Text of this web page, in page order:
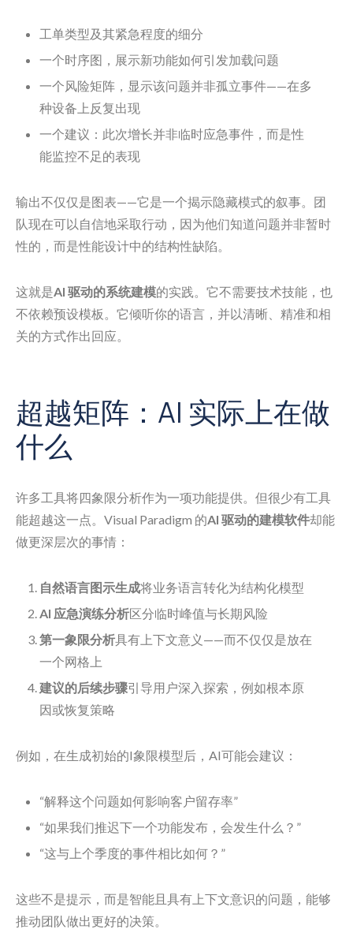
工单类型及其紧急程度的细分
一个时序图，展示新功能如何引发加载问题
一个风险矩阵，显示该问题并非孤立事件——在多
种设备上反复出现
一个建议：此次增长并非临时应急事件，而是性
能监控不足的表现
输出不仅仅是图表——它是一个揭示隐藏模式的叙事。团
队现在可以自信地采取行动，因为他们知道问题并非暂时
性的，而是性能设计中的结构性缺陷。
这就是AI 驱动的系统建模的实践。它不需要技术技能，也
不依赖预设模板。它倾听你的语言，并以清晰、精准和相
关的方式作出回应。
超越矩阵：AI 实际上在做
什么
许多工具将四象限分析作为一项功能提供。但很少有工具
能超越这一点。Visual Paradigm 的AI 驱动的建模软件却能
做更深层次的事情：
自然语言图示生成将业务语言转化为结构化模型
AI 应急演练分析区分临时峰值与长期风险
第一象限分析具有上下文意义——而不仅仅是放在
一个网格上
建议的后续步骤引导用户深入探索，例如根本原
因或恢复策略
例如，在生成初始的I象限模型后，AI可能会建议：
“解释这个问题如何影响客户留存率”
“如果我们推迟下一个功能发布，会发生什么？”
“这与上个季度的事件相比如何？”
这些不是提示，而是智能且具有上下文意识的问题，能够
推动团队做出更好的决策。